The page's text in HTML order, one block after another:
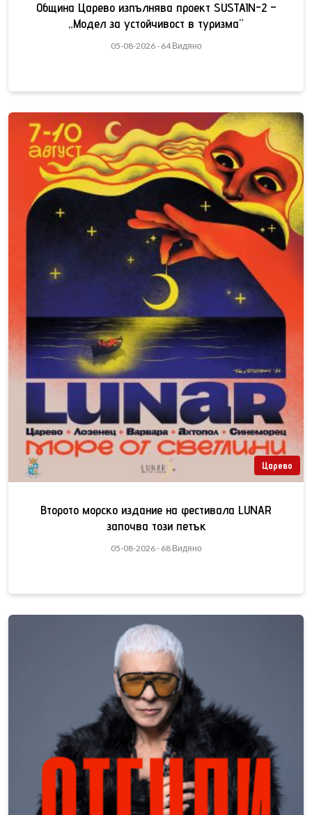
Община Царево изпълнява проект SUSTAIN-2 –
„Модел за устойчивост в туризма“
05-08-2026 - 64 Видяно
Царево
Второто морско издание на фестивала LUNAR
започва този петък
05-08-2026 - 68 Видяно